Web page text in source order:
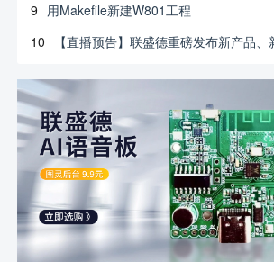
9 用Makefile新建W801工程
10
【直播预告】联盛德重磅发布新产品、